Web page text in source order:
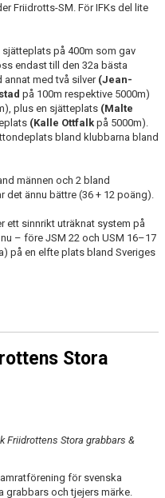
Friidrotts-SM. För IFKs del lite
sjätteplats på 400m som gav
endast till den 32a bästa
annat med två silver (Jean-
på 100m respektive 5000m)
plus en sjätteplats (Malte
(Kalle Ottfalk på 5000m).
bland klubbarna bland
männen och 2 bland
det ännu bättre (36 + 12 poäng).
ett sinnrikt uträknat system på
– före JSM 22 och USM 16–17
på en elfte plats bland Sveriges
Stora
Friidrottens Stora grabbars &
för svenska
och tjejers märke.